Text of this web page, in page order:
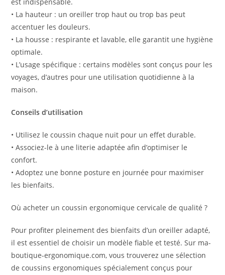
• La hauteur : un oreiller trop haut ou trop bas peut
accentuer les douleurs.
• La housse : respirante et lavable, elle garantit une hygiène
optimale.
• L’usage spécifique : certains modèles sont conçus pour les
voyages, d’autres pour une utilisation quotidienne à la
maison.
Conseils d’utilisation
• Utilisez le coussin chaque nuit pour un effet durable.
• Associez-le à une literie adaptée afin d’optimiser le
confort.
• Adoptez une bonne posture en journée pour maximiser
les bienfaits.
Où acheter un coussin ergonomique cervicale de qualité ?
Pour profiter pleinement des bienfaits d’un oreiller adapté,
il est essentiel de choisir un modèle fiable et testé. Sur ma-
boutique-ergonomique.com, vous trouverez une sélection
de coussins ergonomiques spécialement conçus pour